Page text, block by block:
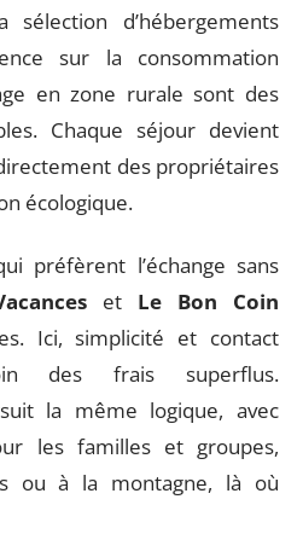
d’hébergements
sur la consommation
en zone rurale sont des
Chaque séjour devient
des propriétaires
écologique.
préfèrent l’échange sans
et Le Bon Coin
Ici, simplicité et contact
des frais superflus.
la même logique, avec
les familles et groupes,
ou à la montagne, là où